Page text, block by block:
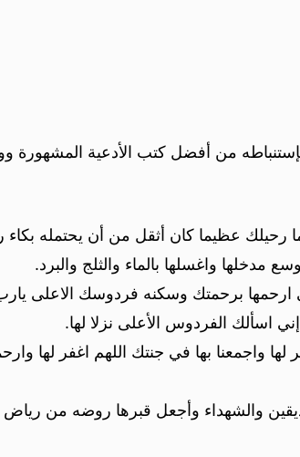
من أفضل كتب الأدعية المشهورة
عظيما كان أثقل من أن يحتمله بكاء
مدخلها واغسلها بالماء والثلج والبرد.
برحمتك وسكنه فردوسك الاعلى
اسألك الفردوس الأعلى نزلا لها.
واجمعنا بها في جنتك اللهم اغفر لها
والشهداء وأجعل قبرها روضه من رياض